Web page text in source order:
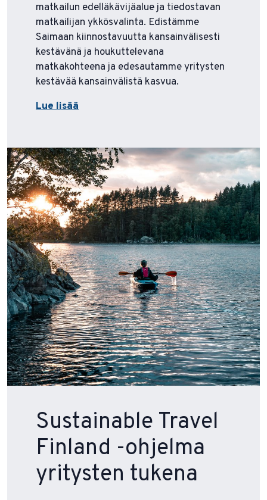
matkailun edelläkävijäalue ja tiedostavan
matkailijan ykkösvalinta. Edistämme
Saimaan kiinnostavuutta kansainvälisesti
kestävänä ja houkuttelevana
matkakohteena ja edesautamme yritysten
kestävää kansainvälistä kasvua.
Lue lisää
Sustainable Travel
Finland -ohjelma
yritysten tukena